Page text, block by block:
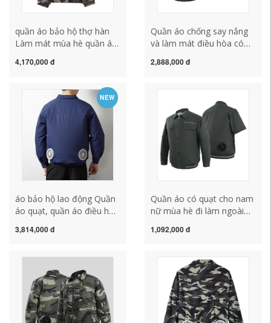
quần áo bảo hộ thợ hàn
Làm mát mùa hè quần áo
nhân xây dựng sạc điện
áo bảo hộ đồng phục bảo
hộ lao động
4,170,000 đ
Quần áo chống say nắng
và làm mát điều hòa có
mùa hè Quần áo làm việc
Quần áo bảo hộ lao động
quần áo bảo hộ quan ao
bhld
2,888,000 đ
NEW
áo bảo hộ lao động Quần
áo quạt, quần áo điều hòa
nữ, sạc điện lạnh quần áo
phản quang lưới do bao
ho lao dong
3,814,000 đ
Quần áo có quạt cho nam
nữ mùa hè đi làm ngoài
trường điện lạnh bảo hộ
nắng và làm mát quần áo
điều hòa quan ao bhld áo
công nhân
1,092,000 đ